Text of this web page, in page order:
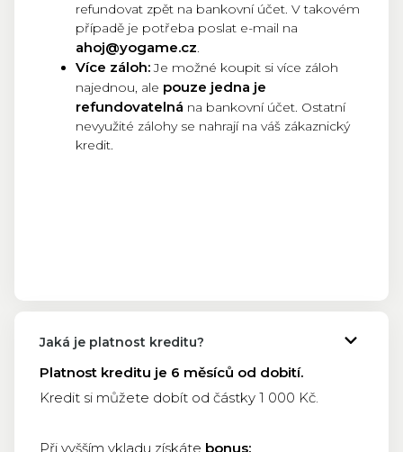
refundovat zpět na bankovní účet. V takovém
případě je potřeba poslat e-mail na
ahoj@yogame.cz.
Více záloh:Je možné koupit si více záloh
najednou, ale pouze jedna je
refundovatelná na bankovní účet. Ostatní
nevyužité zálohy se nahrají na váš zákaznický
kredit.
Jaká je platnost kreditu?
Platnost kreditu je 6 měsíců od dobití.
Kredit si můžete dobít od částky 1 000 Kč.
Při vyšším vkladu získáte bonus: